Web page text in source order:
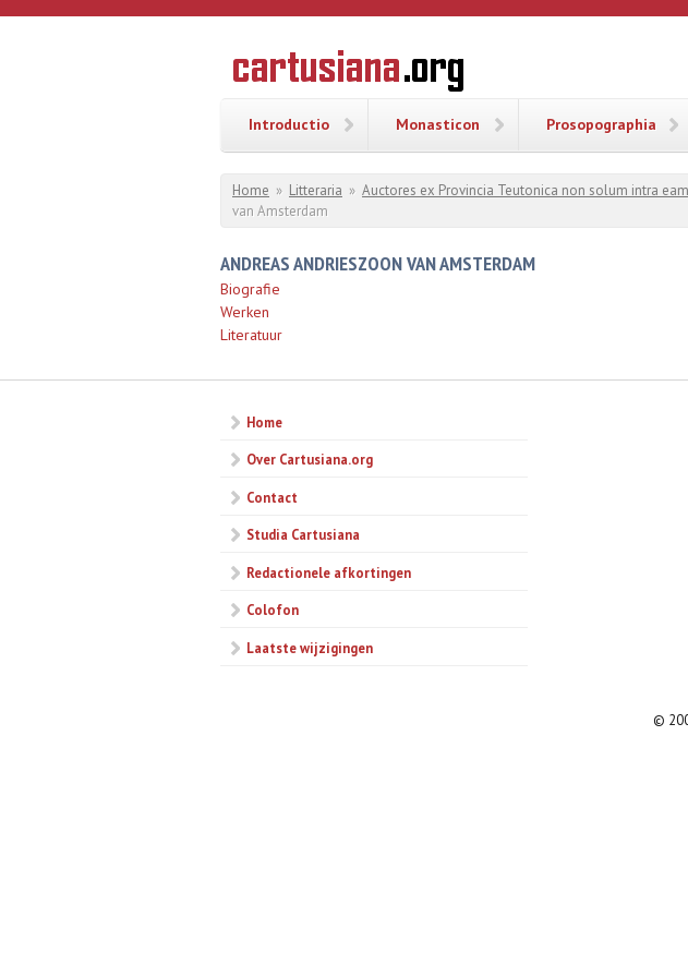
Overslaan en naar de inhoud gaan
CARTUSIANA
Geschiedenis
van de
Introductio Monasticon Prosopographia
U bent hier
Home » Litteraria » Auctores ex Provincia Teutonica non solum intra
van Amsterdam
ANDREAS ANDRIESZOON VAN AMSTERDAM
Biografie
Werken
Literatuur
Home
Over Cartusiana.org
Contact
Studia Cartusiana
Redactionele afkortingen
Colofon
Laatste wijzigingen
©